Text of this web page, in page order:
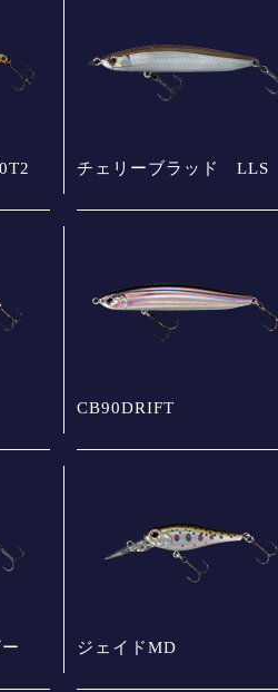
チェリーブラッド LLS
CB90DRIFT
ジェイドMD